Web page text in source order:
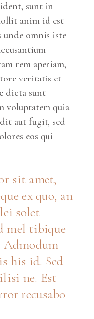
sunt in
anim id est
unde omnis iste
rem aperiam,
veritatis et
dicta sunt
voluptatem quia
aut fugit, sed
eos qui
sit amet,
ex quo, an
solet
mel tibique
Admodum
his id. Sed
ne. Est
recusabo